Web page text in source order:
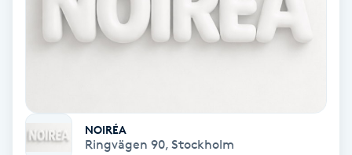
Massage
NOIRÉA
Ringvägen 90, Stockholm